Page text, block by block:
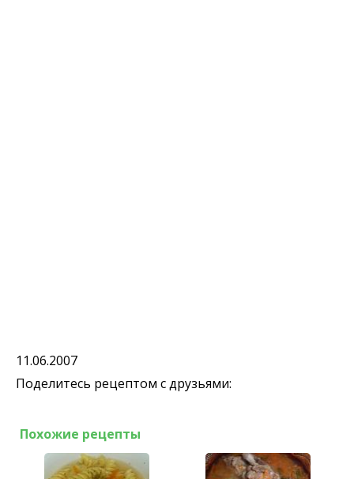
11.06.2007
Поделитесь рецептом с друзьями:
Похожие рецепты